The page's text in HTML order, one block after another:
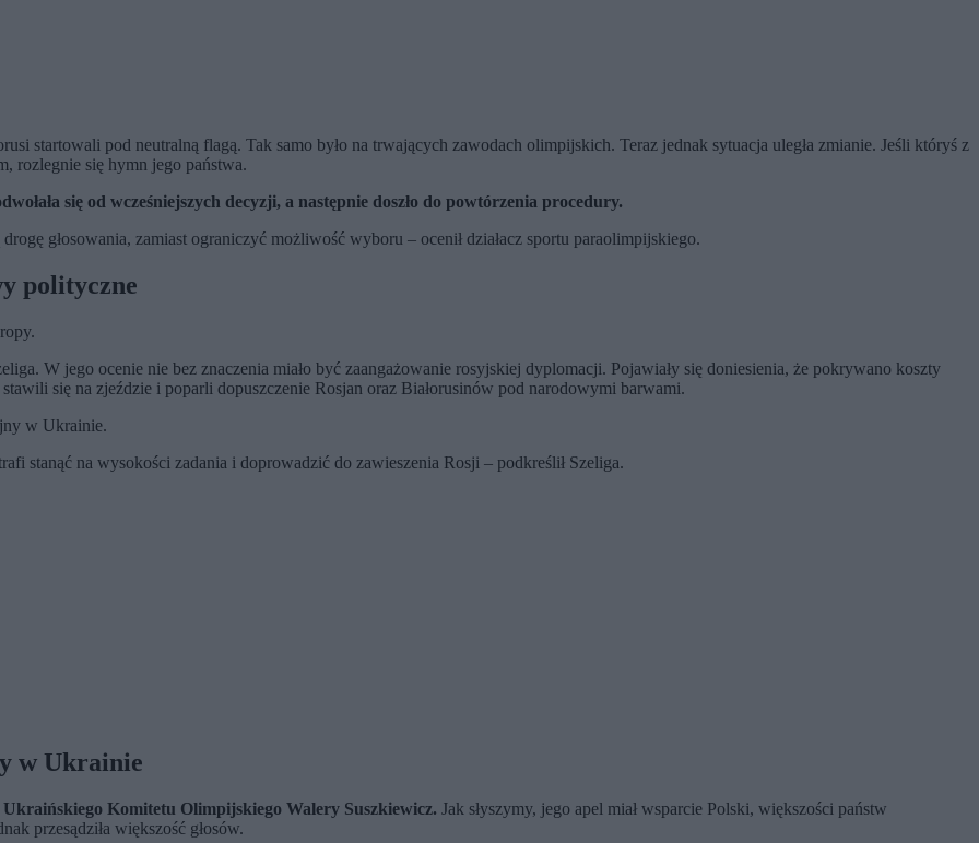
startowali pod neutralną flagą. Tak samo było na trwających zawodach olimpijskich. Teraz jednak sytuacja uległa zmianie. Jeśli któryś z
rozlegnie się hymn jego państwa.
się od wcześniejszych decyzji, a następnie doszło do powtórzenia procedury.
głosowania, zamiast ograniczyć możliwość wyboru – ocenił działacz sportu paraolimpijskiego.
polityczne
W jego ocenie nie bez znaczenia miało być zaangażowanie rosyjskiej dyplomacji. Pojawiały się doniesienia, że pokrywano koszty
się na zjeździe i poparli dopuszczenie Rosjan oraz Białorusinów pod narodowymi barwami.
w Ukrainie.
stanąć na wysokości zadania i doprowadzić do zawieszenia Rosji – podkreślił Szeliga.
w Ukrainie
Komitetu Olimpijskiego Walery Suszkiewicz. Jak słyszymy, jego apel miał wsparcie Polski, większości państw
przesądziła większość głosów.